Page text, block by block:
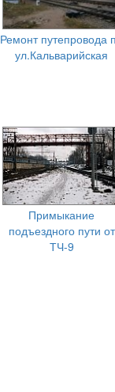
Ремонт путепровода
ул.Кальварийская
Примыкание
подъездного пути от
ТЧ-9